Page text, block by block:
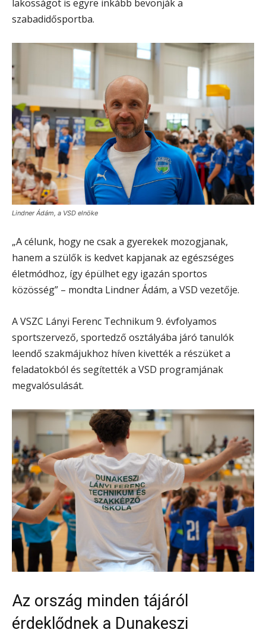
lakosságot is egyre inkább bevonják a
szabadidősportba.
Lindner Ádám, a VSD elnöke
„A célunk, hogy ne csak a gyerekek mozogjanak,
hanem a szülők is kedvet kapjanak az egészséges
életmódhoz, így épülhet egy igazán sportos
közösség” – mondta Lindner Ádám, a VSD vezetője.
A VSZC Lányi Ferenc Technikum 9. évfolyamos
sportszervező, sportedző osztályába járó tanulók
leendő szakmájukhoz híven kivették a részüket a
feladatokból és segítették a VSD programjának
megvalósulását.
Az ország minden tájáról
érdeklődnek a Dunakeszi